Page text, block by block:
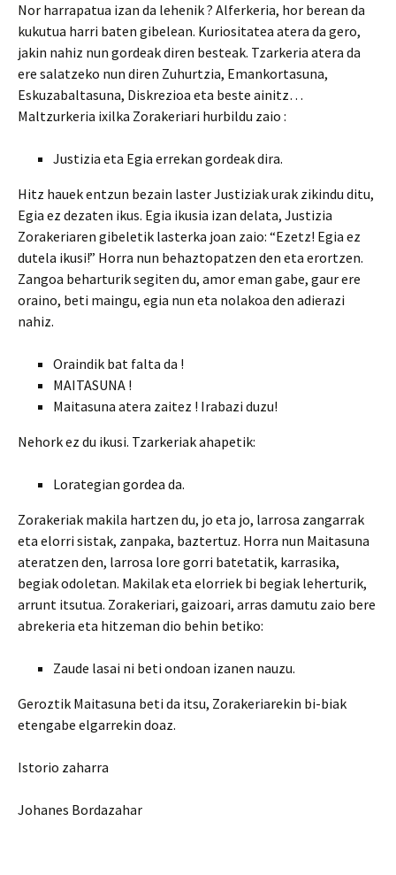
Nor harrapatua izan da lehenik ? Alferkeria, hor berean da
kukutua harri baten gibelean. Kuriositatea atera da gero,
jakin nahiz nun gordeak diren besteak. Tzarkeria atera da
ere salatzeko nun diren Zuhurtzia, Emankortasuna,
Eskuzabaltasuna, Diskrezioa eta beste ainitz…
Maltzurkeria ixilka Zorakeriari hurbildu zaio :
Justizia eta Egia errekan gordeak dira.
Hitz hauek entzun bezain laster Justiziak urak zikindu ditu,
Egia ez dezaten ikus. Egia ikusia izan delata, Justizia
Zorakeriaren gibeletik lasterka joan zaio: “Ezetz! Egia ez
dutela ikusi!” Horra nun behaztopatzen den eta erortzen.
Zangoa beharturik segiten du, amor eman gabe, gaur ere
oraino, beti maingu, egia nun eta nolakoa den adierazi
nahiz.
Oraindik bat falta da !
MAITASUNA !
Maitasuna atera zaitez ! Irabazi duzu!
Nehork ez du ikusi. Tzarkeriak ahapetik:
Lorategian gordea da.
Zorakeriak makila hartzen du, jo eta jo, larrosa zangarrak
eta elorri sistak, zanpaka, baztertuz. Horra nun Maitasuna
ateratzen den, larrosa lore gorri batetatik, karrasika,
begiak odoletan. Makilak eta elorriek bi begiak leherturik,
arrunt itsutua. Zorakeriari, gaizoari, arras damutu zaio bere
abrekeria eta hitzeman dio behin betiko:
Zaude lasai ni beti ondoan izanen nauzu.
Geroztik Maitasuna beti da itsu, Zorakeriarekin bi-biak
etengabe elgarrekin doaz.
Istorio zaharra
Johanes Bordazahar